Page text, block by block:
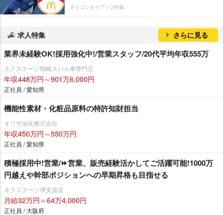
オリコンタイアップ特集
求人特集 さらに見る
業界未経験OK!採用強化中!/営業スタッフ/20代平均年収555万
ネクステージ岡崎スバル車専門店
年収448万円～901万6,000円
正社員 / 愛知県
機能性素材・化粧品原料の特許知財担当
オリザ油化株式会社
年収450万円～550万円
正社員 / 愛知県
積極採用中!営業/⏩️営業、販売経験活かしてご活躍可能!1000万
円越えや幹部ポジションへの早期昇格も目指せる
ネクステージ堺美原店
月給32万円～64万4,000円
正社員 / 大阪府